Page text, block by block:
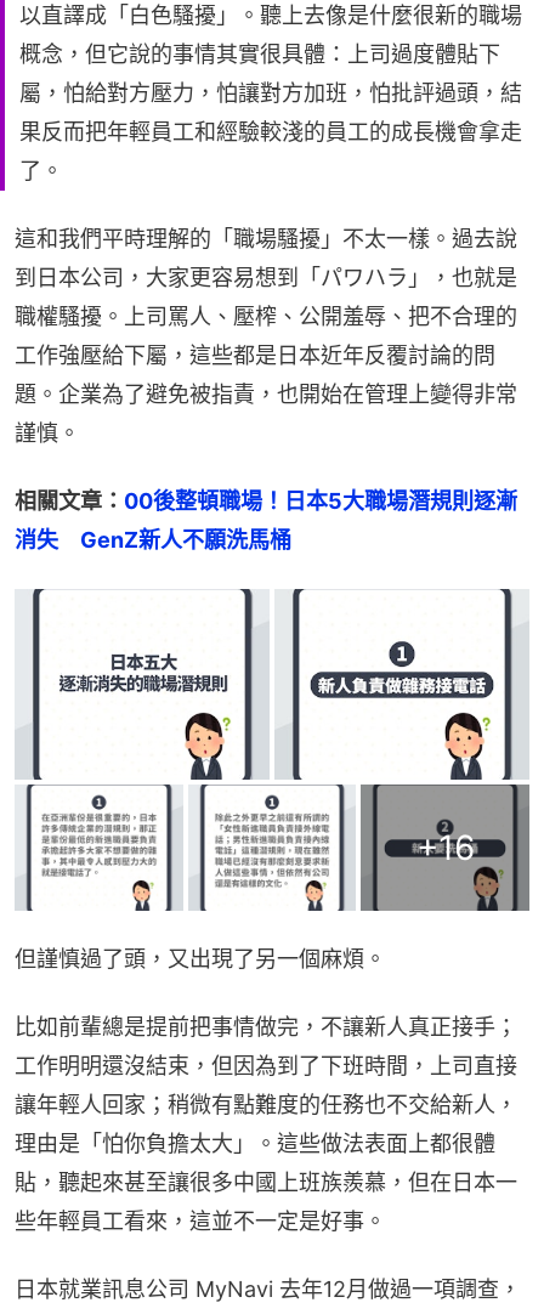
以直譯成「白色騷擾」。聽上去像是什麼很新的職場
概念，但它說的事情其實很具體：上司過度體貼下
屬，怕給對方壓力，怕讓對方加班，怕批評過頭，結
果反而把年輕員工和經驗較淺的員工的成長機會拿走
了。
這和我們平時理解的「職場騷擾」不太一樣。過去說
到日本公司，大家更容易想到「パワハラ」，也就是
職權騷擾。上司罵人、壓榨、公開羞辱、把不合理的
工作強壓給下屬，這些都是日本近年反覆討論的問
題。企業為了避免被指責，也開始在管理上變得非常
謹慎。
相關文章： 00後整頓職場！日本5大職場潛規則逐漸
消失　GenZ新人不願洗馬桶
+16
但謹慎過了頭，又出現了另一個麻煩。
比如前輩總是提前把事情做完，不讓新人真正接手；
工作明明還沒結束，但因為到了下班時間，上司直接
讓年輕人回家；稍微有點難度的任務也不交給新人，
理由是「怕你負擔太大」。這些做法表面上都很體
貼，聽起來甚至讓很多中國上班族羨慕，但在日本一
些年輕員工看來，這並不一定是好事。
日本就業訊息公司 MyNavi 去年12月做過一項調查，